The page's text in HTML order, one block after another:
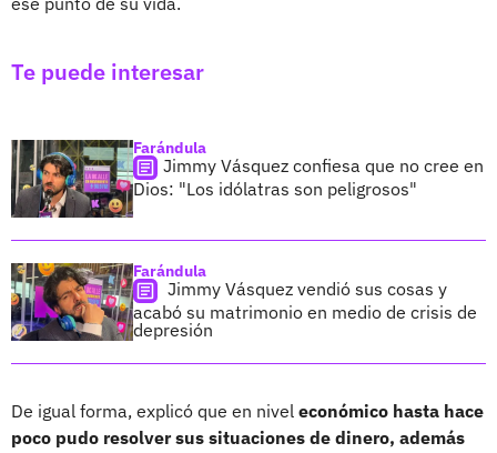
Te puede interesar
Farándula
Jimmy Vásquez confiesa que no cree en
Dios: "Los idólatras son peligrosos"
Farándula
Jimmy Vásquez vendió sus cosas y
acabó su matrimonio en medio de crisis de
depresión
De igual forma, explicó que en nivel económico hasta hace
poco pudo resolver sus situaciones de dinero, además